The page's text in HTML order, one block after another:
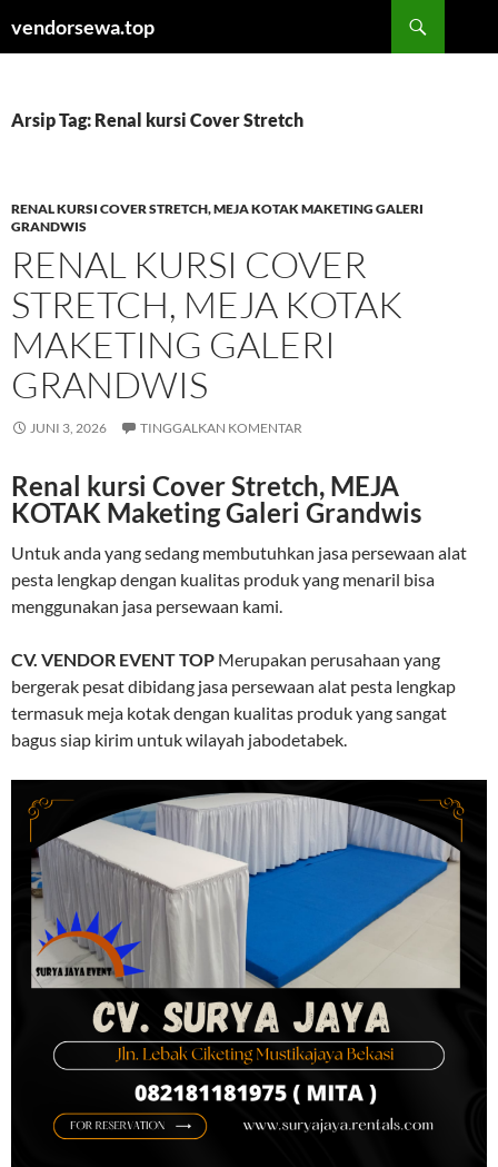
kevendorsewa.top
Arsip Tag: Renal kursi Cover Stretch
RENAL KURSI COVER STRETCH, MEJA KOTAK MAKETING GALERI
GRANDWIS
RENAL KURSI COVER
STRETCH, MEJA KOTAK
MAKETING GALERI
GRANDWIS
JUNI 3, 2026 TINGGALKAN KOMENTAR
Renal kursi Cover Stretch, MEJA
KOTAK Maketing Galeri Grandwis
Untuk anda yang sedang membutuhkan jasa persewaan alat
pesta lengkap dengan kualitas produk yang menaril bisa
menggunakan jasa persewaan kami.
CV. VENDOR EVENT TOP Merupakan perusahaan yang
bergerak pesat dibidang jasa persewaan alat pesta lengkap
termasuk meja kotak dengan kualitas produk yang sangat
bagus siap kirim untuk wilayah jabodetabek.